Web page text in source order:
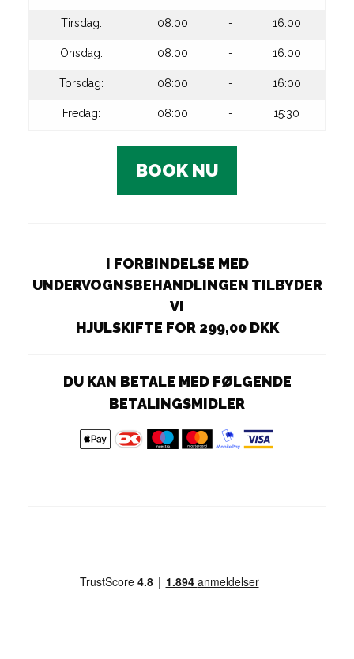
Tirsdag: 08:00 - 16:00
Onsdag: 08:00 - 16:00
Torsdag: 08:00 - 16:00
Fredag: 08:00 - 15:30
BOOK NU
I FORBINDELSE MED
UNDERVOGNSBEHANDLINGEN TILBYDER
VI
HJULSKIFTE FOR 299,00 DKK
DU KAN BETALE MED FØLGENDE
BETALINGSMIDLER